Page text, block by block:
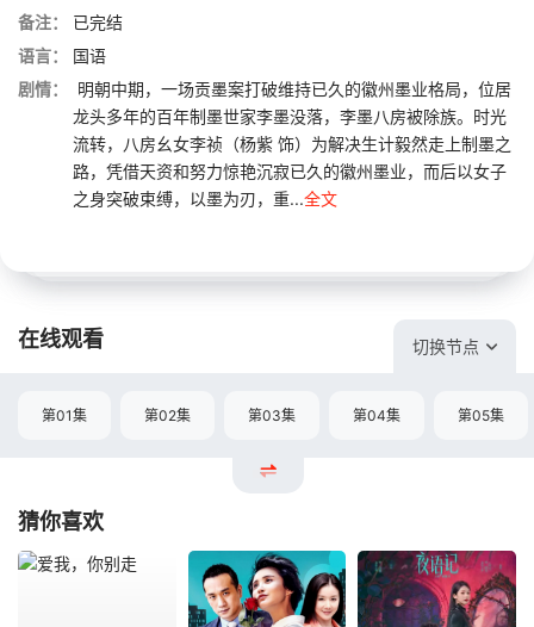
备注：
已完结
语言：
国语
剧情：
明朝中期，一场贡墨案打破维持已久的徽州墨业格局，位居
龙头多年的百年制墨世家李墨没落，李墨八房被除族。时光
流转，八房幺女李祯（杨紫 饰）为解决生计毅然走上制墨之
路，凭借天资和努力惊艳沉寂已久的徽州墨业，而后以女子
之身突破束缚，以墨为刃，重...全文
在线观看 切换节点
第01集 第02集 第03集 第04集 第05集
猜你喜欢